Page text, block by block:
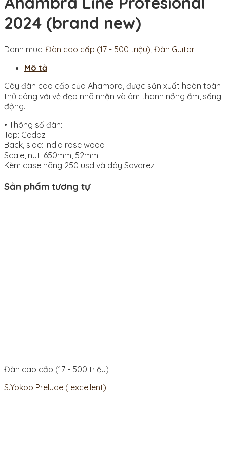
2024 (brand new)
Danh mục: Đàn cao cấp (17 - 500 triệu) Đàn Guitar
Mô tả
Cây đàn cao cấp của Ahambra, được sản xuất hoàn toàn
thủ công với vẻ đẹp nhã nhặn và âm thanh nồng ấm, sống
động.
• Thông số đàn:
Top: Cedaz
Back, side: India rose wood
Scale, nut: 650mm, 52mm
Kèm case hãng 250 usd và dây Savarez
Sản phẩm tương tự
Đàn cao cấp (17 - 500 triệu)
S.Yokoo Prelude ( excellent)